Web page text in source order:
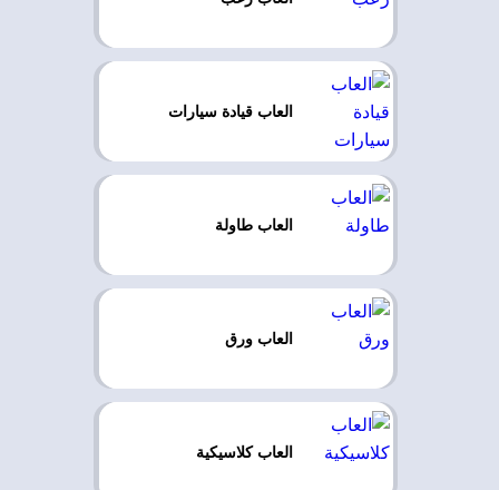
العاب قيادة سيارات
العاب طاولة
العاب ورق
العاب كلاسيكية